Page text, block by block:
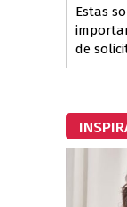
Estas
de